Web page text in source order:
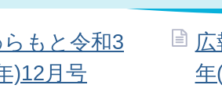
もと令和3
)12月号
年